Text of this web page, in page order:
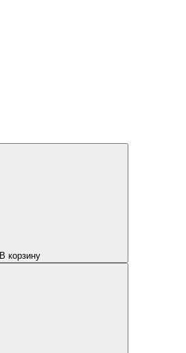
В корзину